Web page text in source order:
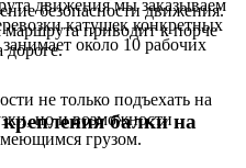
безопасности движения.
маршрута приводит к порче
дороге.
движения мы заказываем
катушек конкретных
около 10 рабочих
не только подъехать на
но и возможности
грузом.
балки на